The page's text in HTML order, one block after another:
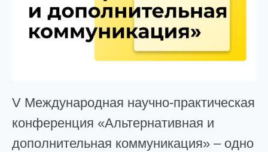
V Международная научно-практическая
конференция «Альтернативная и
дополнительная коммуникация» – одно